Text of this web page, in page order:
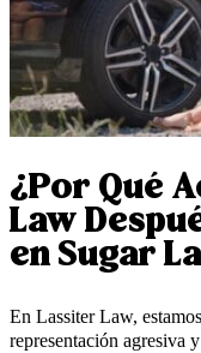
¿Por Qué
Law
en Sugar
En Lassiter Law,
representación agresiva